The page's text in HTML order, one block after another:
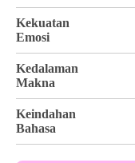
Kekuatan
Emosi
Kedalaman
Makna
Keindahan
Bahasa